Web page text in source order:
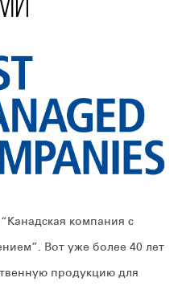
компания с
Вот уже более 40 лет
продукцию для